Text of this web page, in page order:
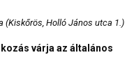
(Kiskőrös, Holló János utca 1.)
várja az általános